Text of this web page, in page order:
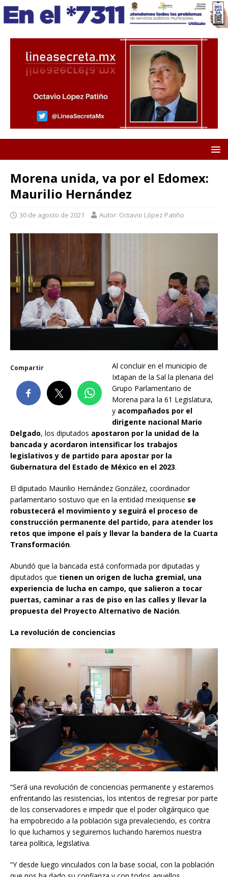
Morena unida, va por el Edomex:
Maurilio Hernández
30 de agosto de 2021 Autor: Octavio López Patiño
Compartir
Al concluir en el municipio de
Ixtapan de la Sal la plenaria del
Grupo Parlamentario de
Morena para la 61 Legislatura,
y acompañados por el
dirigente nacional Mario
Delgado, los diputados apostaron por la unidad de la
bancada y acordaron intensificar los trabajos
legislativos y de partido para apostar por la
Gubernatura del Estado de México en el 2023.
El diputado Maurilio Hernández González, coordinador
parlamentario sostuvo que en la entidad mexiquense se
robustecerá el movimiento y seguirá el proceso de
construcción permanente del partido, para atender los
retos que impone el país y llevar la bandera de la Cuarta
Transformación.
Abundó que la bancada está conformada por diputadas y
diputados que tienen un origen de lucha gremial, una
experiencia de lucha en campo, que salieron a tocar
puertas, caminar a ras de piso en las calles y llevar la
propuesta del Proyecto Alternativo de Nación.
La revolución de conciencias
“Será una revolución de conciencias permanente y estaremos
enfrentando las resistencias, los intentos de regresar por parte
de los conservadores e impedir que el poder oligárquico que
ha empobrecido a la población siga prevaleciendo, es contra
lo que luchamos y seguiremos luchando haremos nuestra
tarea política, legislativa.
“Y desde luego vinculados con la base social, con la población